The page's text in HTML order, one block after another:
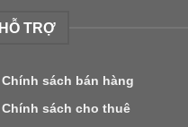
HỖ TRỢ
Chính sách bán hàng
Chính sách cho thuê